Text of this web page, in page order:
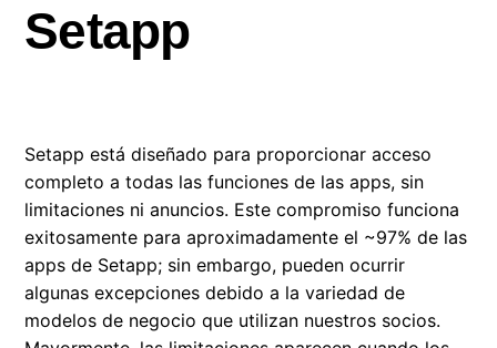
Limitaciones en las apps de Setapp
Cómo convertirse en beta tester en Setapp
Programa de referidos de Setapp
Setapp
Setapp está diseñado para proporcionar acceso
completo a todas las funciones de las apps, sin
limitaciones ni anuncios. Este compromiso funciona
exitosamente para aproximadamente el ~97% de las
apps de Setapp; sin embargo, pueden ocurrir
algunas excepciones debido a la variedad de
modelos de negocio que utilizan nuestros socios.